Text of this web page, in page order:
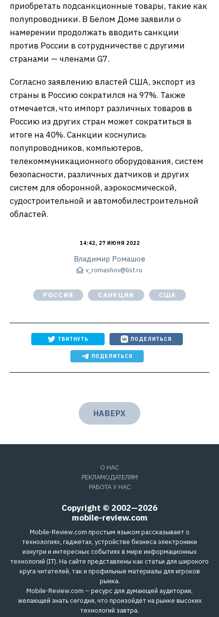
приобретать подсанкционные товары, такие как
полупроводники. В Белом Доме заявили о
намерении продолжать вводить санкции
против России в сотрудничестве с другими
странами — членами G7.
Согласно заявлению властей США, экспорт из
страны в Россию сократился на 97%. Также
отмечается, что импорт различных товаров в
Россию из других стран может сократиться в
итоге на 40%. Санкции коснулись
полупроводников, компьютеров,
телекоммуникационного оборудования, систем
безопасности, различных датчиков и других
систем для оборонной, аэрокосмической,
судостроительной и автомобилестроительной
областей.
14:42, 27 ИЮНЯ 2022
Владимир Ромашов
v_romashov@list.ru
РОССИЯ САНКЦИИ США
ТВИТНУТЬ ПОДЕЛИТЬСЯ
ПОДЕЛИТЬСЯ
НАВЕРХ
О НАС
РЕКЛАМОДАТЕЛЯМ
РАБОТА У НАС
Copyright © 2002—2026
mobile-review.com
Mobile-Review.com простым языком рассказывает о
технологиях, гаджетах, устройстве бизнеса электроники
изнутри и интересных событиях в мире информационных
технологий (IT). На сайте представлены как статьи для широкого
круга читателей, так и профильные материалы для игроков
рынка.
Mobile-Review.com – ресурс для думающей аудитории,
желающей знать сегодня, что произойдёт на рынке высоких
технологий завтра.